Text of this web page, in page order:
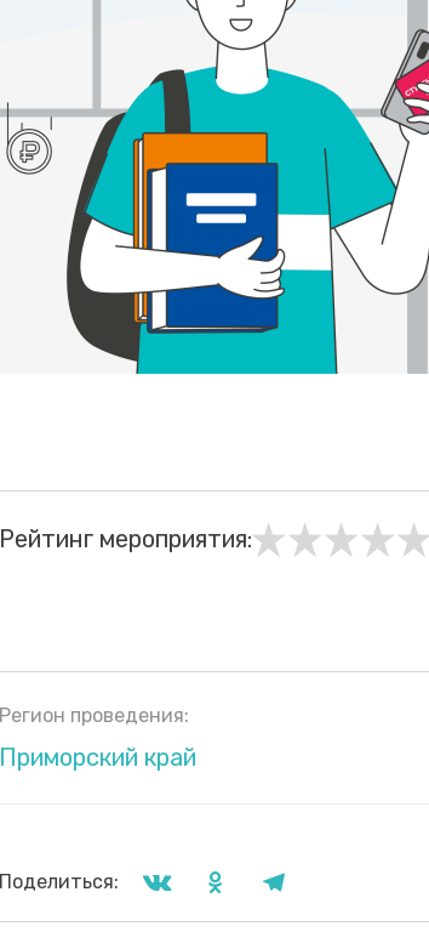
Рейтинг мероприятия:
Регион проведения:
Приморский край
Поделиться: